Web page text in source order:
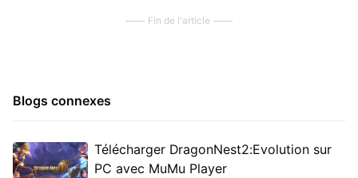
Fin de l'article
Blogs connexes
Télécharger DragonNest2:Evolution sur
PC avec MuMu Player